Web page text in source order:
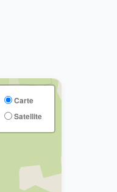
Carte
Satellite